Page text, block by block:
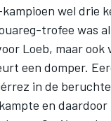
wel drie
trofee was
Loeb, maar ook
een domper.
in de
en daardoor